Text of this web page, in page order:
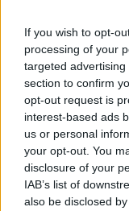
If you wish to opt-
processing of your
targeted
section to confirm
opt-out request is
interest-based ads
us or personal
your opt-out. You
disclosure of your
IAB’s list of
also be disclosed
Portfolio
Investment Day
keressük a választ
kérdésekre.
következő évek
kötvény-,
érdemes portfóliót
KEDVES